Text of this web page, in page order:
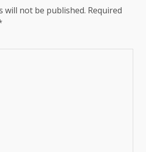
will not be published. Required